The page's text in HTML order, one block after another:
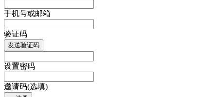
手机号或邮箱
验证码
发送验证码
设置密码
邀请码(选填)